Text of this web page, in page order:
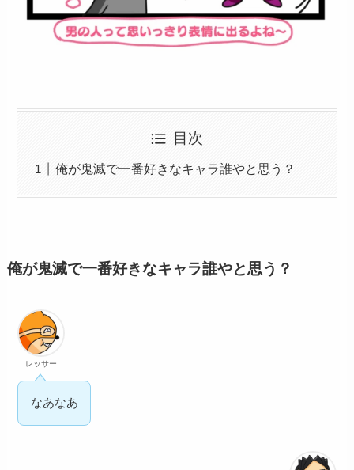
目次
俺が鬼滅で一番好きなキャラ誰やと思う？
俺が鬼滅で一番好きなキャラ誰やと思う？
レッサー
なあなあ